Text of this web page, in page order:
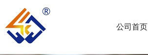
公司首页